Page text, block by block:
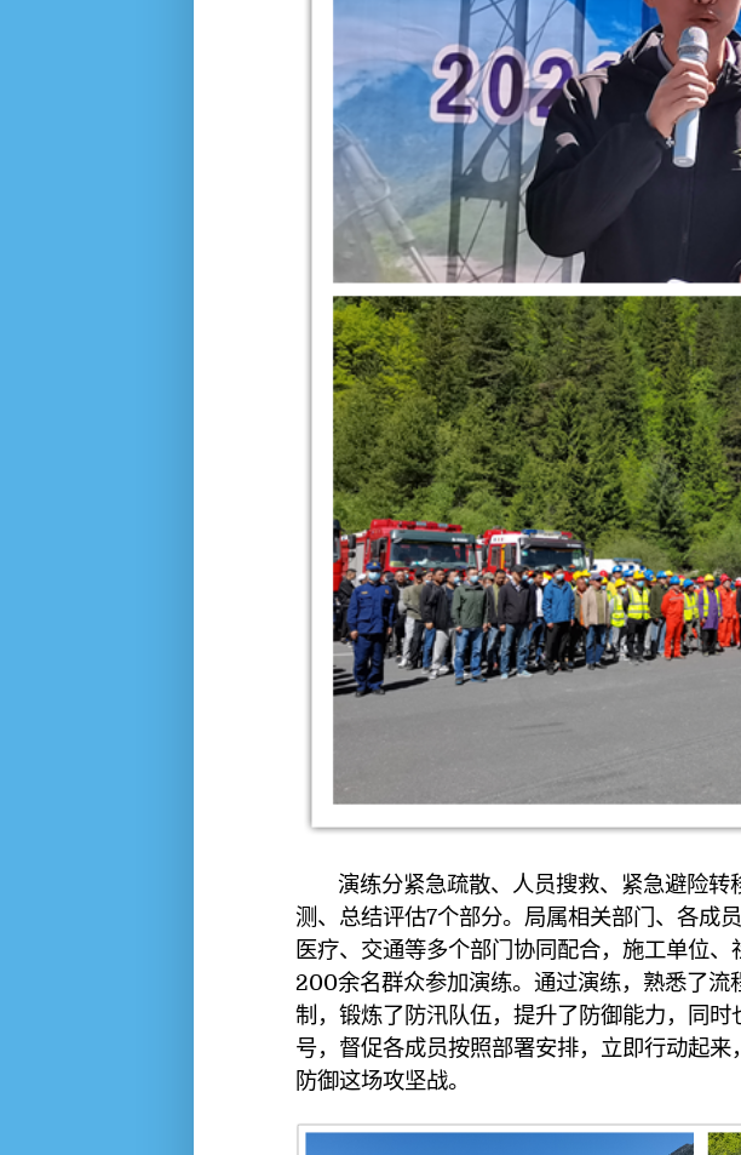
演练分紧急疏散、人员搜救、紧急避险转
测、总结评估7个部分。局属相关部门、各成
医疗、交通等多个部门协同配合，施工单位
200余名群众参加演练。通过演练，熟悉了流
制，锻炼了防汛队伍，提升了防御能力，同
号，督促各成员按照部署安排，立即行动起
防御这场攻坚战。